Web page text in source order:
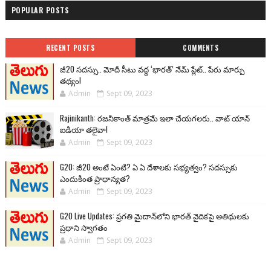
POPULAR POSTS
RECENT POSTS COMMENTS
జీ20 సదస్సు.. మోదీ సీటు వద్ద ‘భారత్’ నేమ్ ప్లేట్‌.. పేరు మార్పు
తథ్యం!
Admin Sept 09, 2023
Rajinikanth: రజనీకాంత్ మాత్రమే ఇలా చేయగలరు.. వాట్ యాన్
ఐడియా తలైవా!
Admin Sept 09, 2023
G20: జీ20 అంటే ఏంటి? ఏ ఏ దేశాలకు సభ్యత్వం? సదస్సుకు
ఎందుకింత ప్రాధాన్యత?
Admin Sept 09, 2023
G20 Live Updates: ప్రగతి మైదాన్‌లోని భారత్ వైదికపై అతిథులకు
ప్రధాని స్వాగతం
Admin Sept 09, 2023